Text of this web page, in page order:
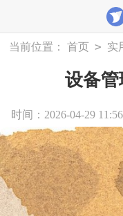
当前位置： 首页 > 实
设备
时间：2026-04-29